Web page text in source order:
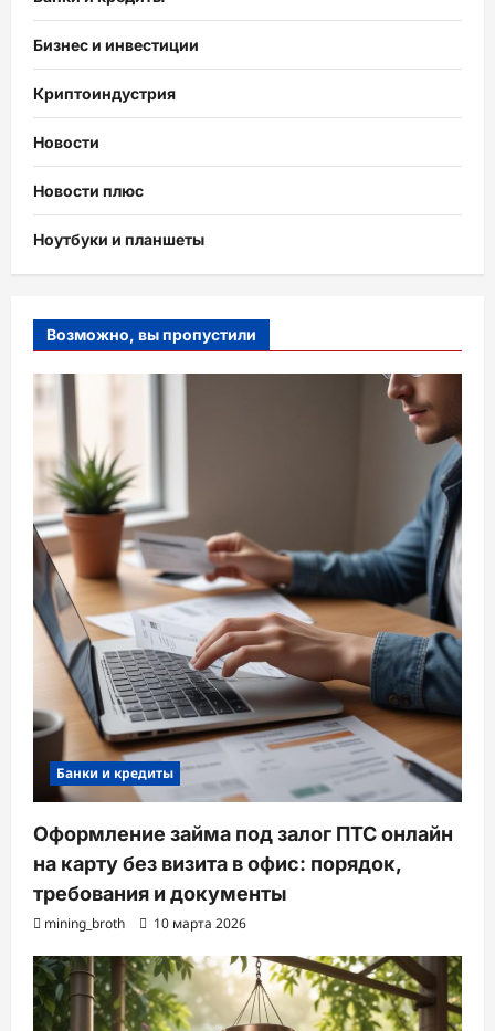
Бизнес и инвестиции
Криптоиндустрия
Новости
Новости плюс
Ноутбуки и планшеты
Возможно, вы пропустили
Банки и кредиты
Оформление займа под залог ПТС онлайн
на карту без визита в офис: порядок,
требования и документы
mining_broth 10 марта 2026